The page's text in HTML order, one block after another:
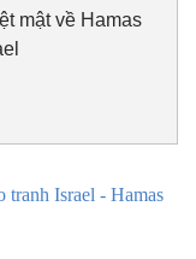
tranh Israel - Hamas
mật về Hamas